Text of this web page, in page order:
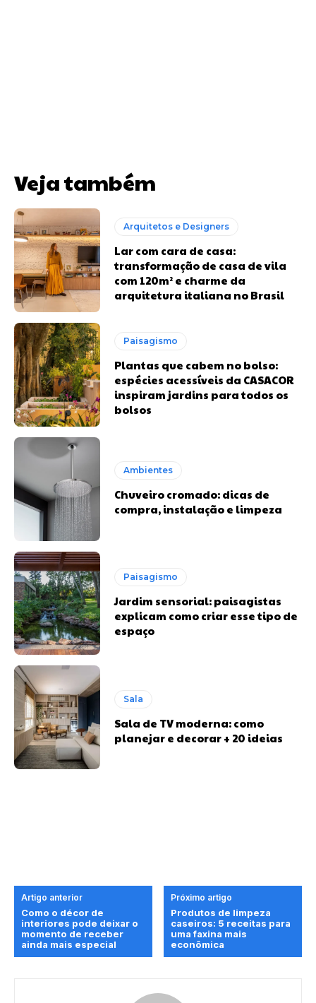
Veja também
Arquitetos e Designers
Lar com cara de casa:
transformação de casa de vila
com 120m² e charme da
arquitetura italiana no Brasil
Paisagismo
Plantas que cabem no bolso:
espécies acessíveis da CASACOR
inspiram jardins para todos os
bolsos
Ambientes
Chuveiro cromado: dicas de
compra, instalação e limpeza
Paisagismo
Jardim sensorial: paisagistas
explicam como criar esse tipo de
espaço
Sala
Sala de TV moderna: como
planejar e decorar + 20 ideias
Artigo anterior
Como o décor de
interiores pode deixar o
momento de receber
ainda mais especial
Próximo artigo
Produtos de limpeza
caseiros: 5 receitas para
uma faxina mais
econômica